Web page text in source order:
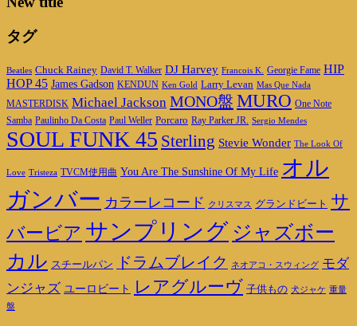
タグ
Beatles Chuck Rainey David T. Walker DJ Harvey Francois K. Georgie Fame HIP
HOP 45 James Gadson KENDUN Ken Gold Larry Levan Mas Que Nada
MASTERDISK Michael Jackson MONO盤 MURO One Note
Samba Paulinho Da Costa Paul Weller Porcaro Ray Parker JR. Sergio Mendes
SOUL FUNK 45 Sterling Stevie Wonder The Look Of
Love Tristeza TVCM使用曲 You Are The Sunshine Of My Life オル
ガンバー カラーレコード クリスマス グランドビート サ
バービア サンプリング ジャズボー
カル スチールパン ドラムブレイク ネオアコ・スウィング モダ
ンジャズ ユーロビート レアグルーヴ 子供もの 犬ジャケ 重量
盤